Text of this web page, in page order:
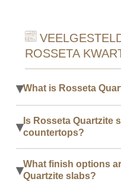
ROSSETA
▾What is Rosseta
▾ Is Rosseta Quartzite
countertops?
▾What finish options
Quartzite slabs?